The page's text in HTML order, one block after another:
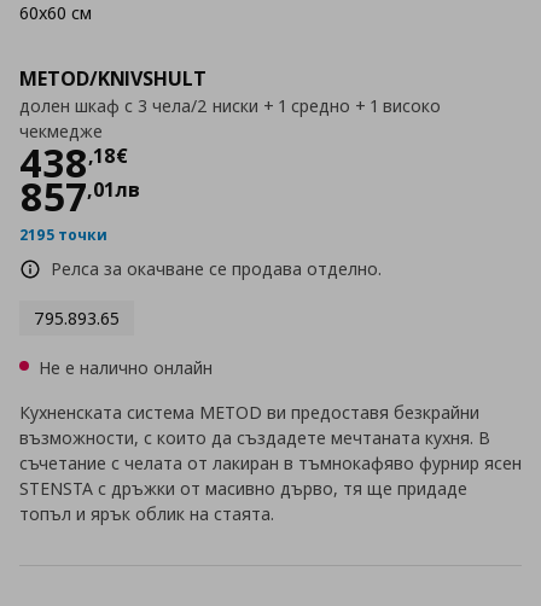
METOD/KNIVSHULT
долен шкаф с 3 чела/2 ниски + 1 средно + 1 високо
чекмедже
438,18€
Цена
857,01лв
2195 точки
Релса за окачване се продава отделно.
795.893.65
60x60 см
Не е налично онлайн
Кухненската система METOD ви предоставя безкрайни
възможности, с които да създадете мечтаната кухня. В
съчетание с челата от лакиран в тъмнокафяво фурнир ясен
STENSTA с дръжки от масивно дърво, тя ще придаде
топъл и ярък облик на стаята.